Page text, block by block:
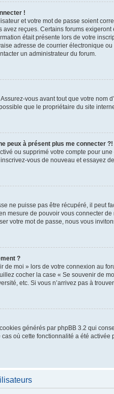
!
et votre mot de passe soient
reçues. Certains forums
était présente lors de votre
adresse de courrier électronique
un administrateur du forum.
vous avant tout que votre nom
que le propriétaire du site
peux à présent plus me connecter ?!
ou supprimé votre compte pour
vous de nouveau et essayez
ne puisse pas être récupéré, il peut
mesure de pouvoir vous connecter de
votre mot de passe, nous vous
?
de moi » lors de votre connexion au
cocher la case « Se souvenir de
etc. Si vous n’arrivez pas à
générés par phpBB 3.2 qui
où cette fonctionnalité a été